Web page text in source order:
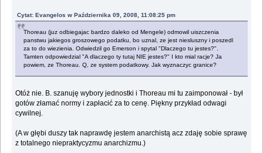
Cytat: Evangelos w Października 09, 2008, 11:08:25 pm
Thoreau (juz odbiegajac bardzo daleko od Mengele) odmowil uiszczenia
panstwu jakiegos groszowego podatku, bo uznal, ze jest niesluszny i poszedl
za to do wiezienia. Odwiedzil go Emerson i spytal "Dlaczego tu jestes?".
Tamten odpowiedzial "A dlaczego ty tutaj NIE jestes?" I kto mial racje? Ja
powiem, ze Thoreau. Q, ze system podatkowy. Jak wyznaczyc granice?
Otóż nie. B. szanuję wybory jednostki i Thoreau mi tu zaimponował - był
gotów złamać normy i zapłacić za to cenę. Piękny przykład odwagi
cywilnej.
(A w głębi duszy tak naprawdę jestem anarchistą acz zdaję sobie sprawę
z totalnego niepraktycyzmu anarchizmu.)